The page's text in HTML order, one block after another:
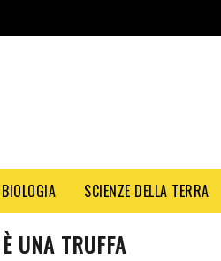
BIOLOGIA SCIENZE DELLA TERRA
UNA TRUFFA